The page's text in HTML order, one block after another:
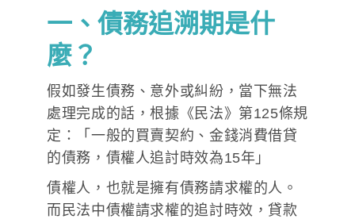
一、債務追溯期是什
麼？
假如發生債務、意外或糾紛，當下無法
處理完成的話，根據《民法》第125條規
定：「一般的買賣契約、金錢消費借貸
的債務，債權人追討時效為15年」
債權人，也就是擁有債務請求權的人。
而民法中債權請求權的追討時效，貸款